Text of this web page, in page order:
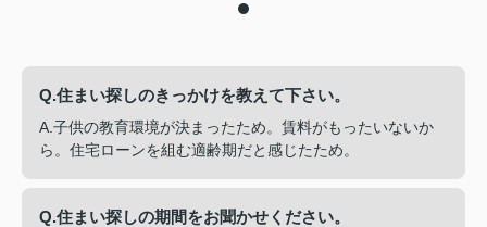
Q.住まい探しのきっかけを教えて下さい。
A.子供の教育環境が決まったため。賃料がもったいないか
ら。住宅ローンを組む適齢期だと感じたため。
Q.住まい探しの期間をお聞かせください。